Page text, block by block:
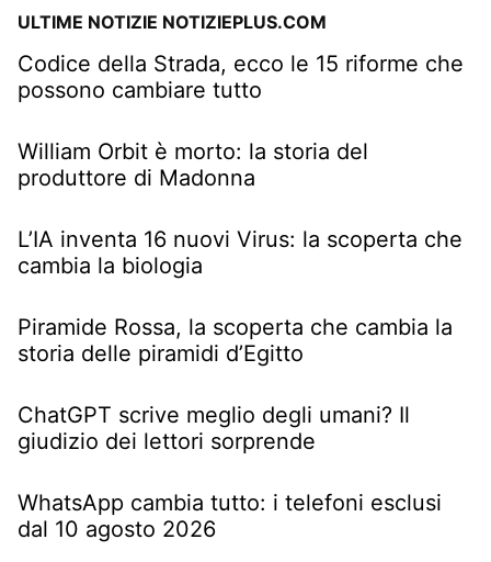
ULTIME NOTIZIE NOTIZIEPLUS.COM
Codice della Strada, ecco le 15 riforme che
possono cambiare tutto
William Orbit è morto: la storia del
produttore di Madonna
L’IA inventa 16 nuovi Virus: la scoperta che
cambia la biologia
Piramide Rossa, la scoperta che cambia la
storia delle piramidi d’Egitto
ChatGPT scrive meglio degli umani? Il
giudizio dei lettori sorprende
WhatsApp cambia tutto: i telefoni esclusi
dal 10 agosto 2026